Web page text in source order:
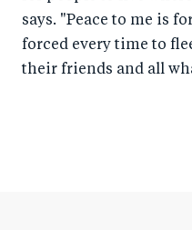
says. "Peace to me is
forced every time to
their friends and all